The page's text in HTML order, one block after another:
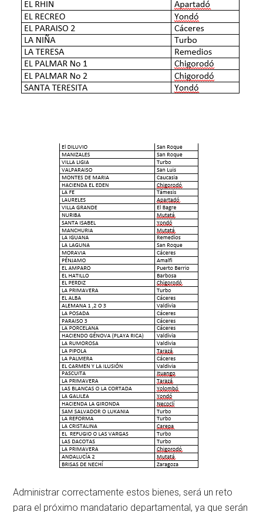
Administrar correctamente estos bienes, será un reto
para el próximo mandatario departamental, ya que serán